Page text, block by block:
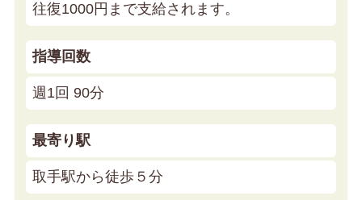
往復1000円まで支給されます。
指導回数
週1回 90分
最寄り駅
取手駅から徒歩５分